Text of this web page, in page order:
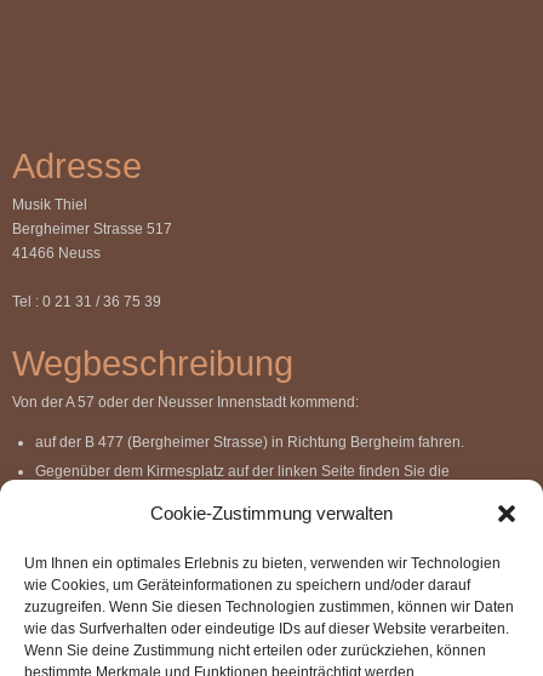
Cookie-Zustimmung verwalten
Um Ihnen ein optimales Erlebnis zu bieten, verwenden wir Technologien
wie Cookies, um Geräteinformationen zu speichern und/oder darauf
zuzugreifen. Wenn Sie diesen Technologien zustimmen, können wir Daten
wie das Surfverhalten oder eindeutige IDs auf dieser Website verarbeiten.
Wenn Sie deine Zustimmung nicht erteilen oder zurückziehen, können
bestimmte Merkmale und Funktionen beeinträchtigt werden.
Adresse
Musik Thiel
Bergheimer Strasse 517
41466 Neuss
Tel : 0 21 31 / 36 75 39
Wegbeschreibung
Von der A 57 oder der Neusser Innenstadt kommend:
auf der B 477 (Bergheimer Strasse) in Richtung Bergheim fahren.
Gegenüber dem Kirmesplatz auf der linken Seite finden Sie die
Finkenstraße, Schlagbaum, Erpratherstraße
die Überlandbusse Nr. 869, 872, 873 und 877 halten an der Haltestelle
Bergheimer Straße.